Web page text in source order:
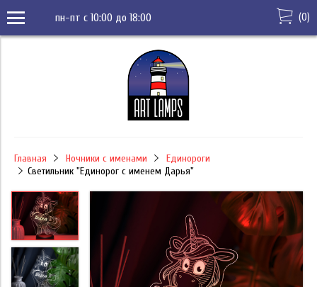
пн-пт с 10:00 до 18:00 (0)
Главная Ночники с именами
Единороги
Светильник "Единорог с именем Дарья"